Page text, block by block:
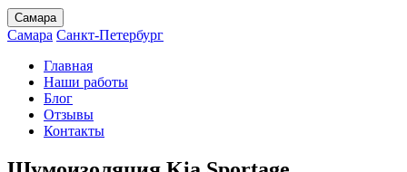
Самара
Самара Санкт-Петербург
Главная
Наши работы
Блог
Отзывы
Контакты